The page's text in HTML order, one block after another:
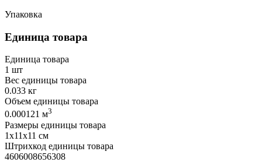
Упаковка
Единица товара
Единица товара
1 шт
Вес единицы товара
0.033 кг
Объем единицы товара
0.000121 м3
Размеры единицы товара
1х11х11 см
Штрихкод единицы товара
4606008656308